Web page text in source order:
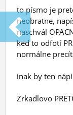
to písmo je
neobratne,
naschvál
ked to odfotí
normálne
inak by ten
Zrkadlovo